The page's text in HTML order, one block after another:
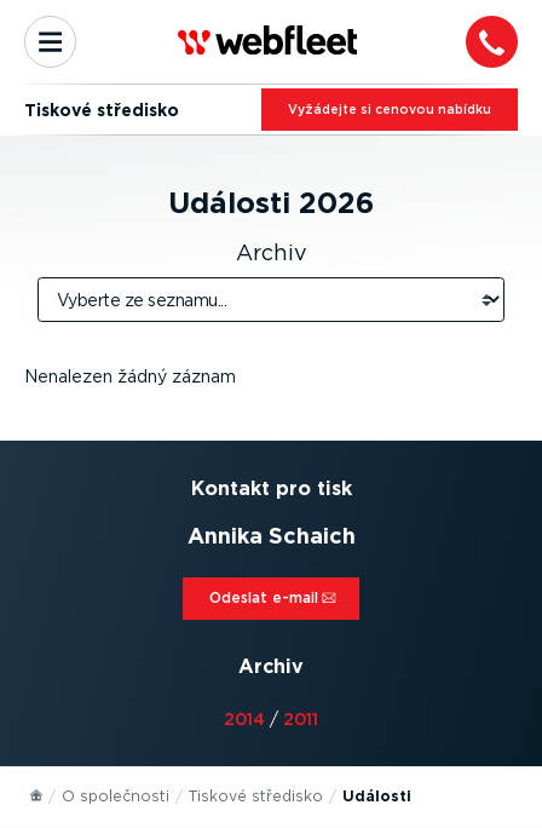
Tiskové středisko Vyžádejte si cenovou nabídku
Události 2026
Archiv
Nenalezen žádný záznam
Kontakt pro tisk
Annika Schaich
Odeslat e-mail⁠
Archiv
2014 / 2011
O společnosti Tiskové středisko Události